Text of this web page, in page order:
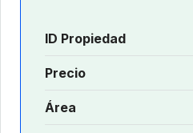
ID Propiedad
Precio
Área